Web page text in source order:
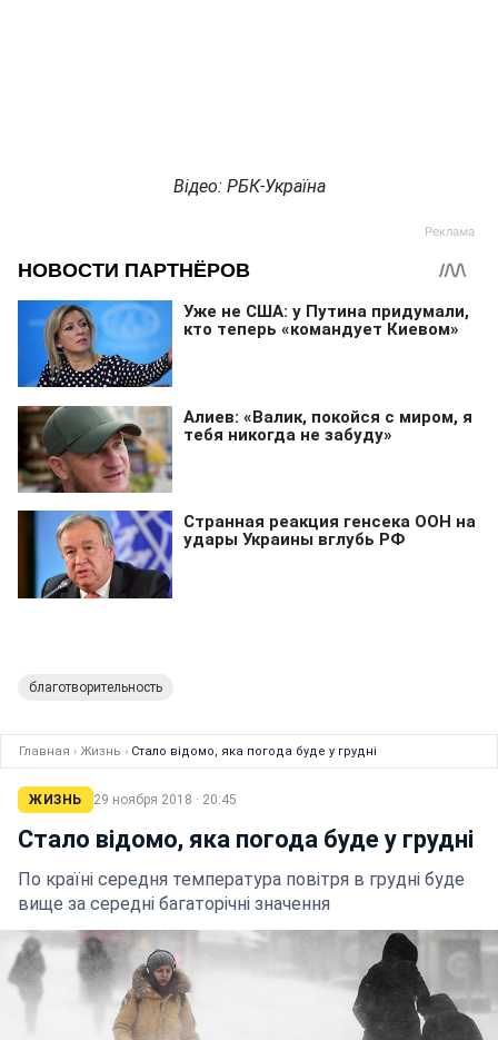
Відео: РБК-Україна
благотворительность
Главная › Жизнь › Стало відомо, яка погода буде у грудні
ЖИЗНЬ 29 ноября 2018 · 20:45
Стало відомо, яка погода буде у грудні
По країні середня температура повітря в грудні буде
вище за середні багаторічні значення